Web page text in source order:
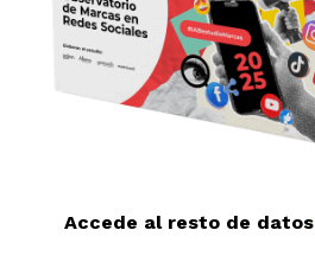
Accede al resto de datos